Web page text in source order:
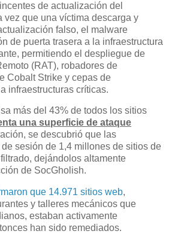
de actualización del
vez que una víctima descarga y
falso, el malware
de puerta trasera a la infraestructura
permitiendo el despliegue de
(RAT), robadores de
Cobalt Strike y cepas de
infraestructuras críticas.
más del 43% de todos los sitios
una superficie de ataque
se descubrió que las
sesión de 1,4 millones de sitios de
dejándolos altamente
de SocGholish.
que 14.971 sitios web,
y talleres mecánicos que
estaban activamente
han sido remediados.